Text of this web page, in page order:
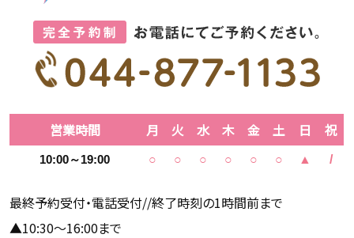
営業時間 月 火 水 木 金 土 日 祝
10:00～19:00 ○ ○ ○ ○ ○ ○ ▲ /
最終予約受付・電話受付//終了時刻の1時間前まで
▲10:30～16:00まで